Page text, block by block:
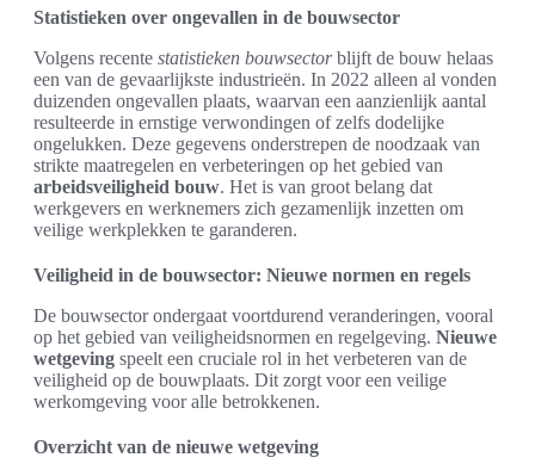
Statistieken over ongevallen in de bouwsector
Volgens recente statistieken bouwsectorblijft de bouw helaas
een van de gevaarlijkste industrieën. In 2022 alleen al vonden
duizenden ongevallen plaats, waarvan een aanzienlijk aantal
resulteerde in ernstige verwondingen of zelfs dodelijke
ongelukken. Deze gegevens onderstrepen de noodzaak van
strikte maatregelen en verbeteringen op het gebied van
arbeidsveiligheid bouw. Het is van groot belang dat
werkgevers en werknemers zich gezamenlijk inzetten om
veilige werkplekken te garanderen.
Veiligheid in de bouwsector: Nieuwe normen en regels
De bouwsector ondergaat voortdurend veranderingen, vooral
op het gebied van veiligheidsnormen en regelgeving. Nieuwe
wetgeving speelt een cruciale rol in het verbeteren van de
veiligheid op de bouwplaats. Dit zorgt voor een veilige
werkomgeving voor alle betrokkenen.
Overzicht van de nieuwe wetgeving